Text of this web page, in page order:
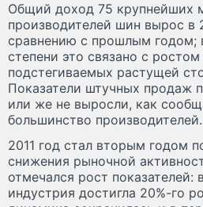
Общий доход 75 крупнейших
производителей шин вырос в
сравнению с прошлым годом;
степени это связано с
подстегиваемых растущей
Показатели штучных продаж
или же не выросли, как
большинство производителей.
2011 год стал вторым годом
снижения рыночной
отмечался рост показателей:
индустрия достигла 20%-го